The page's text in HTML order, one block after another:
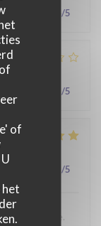
of
/ Prijs /5
/ Prijs /5
/ Prijs /5
authentique.